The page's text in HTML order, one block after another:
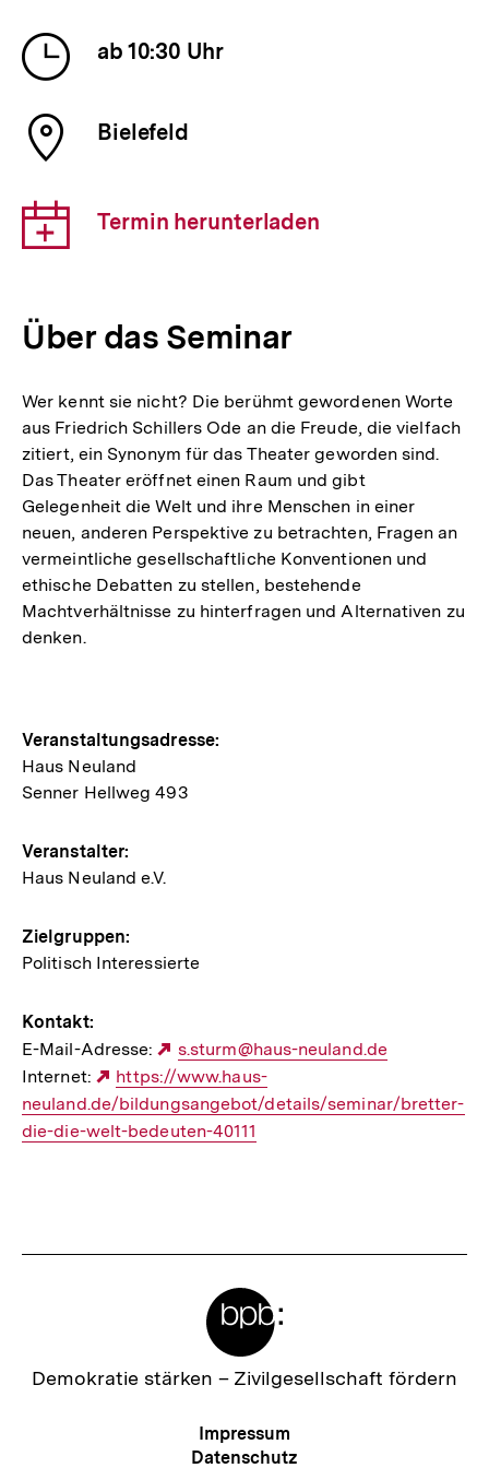
Veranstaltung
Uhrzeit
der
Veranstaltung
ab 10:30 Uhr
Ort
der
Bielefeld
Download-
Link:
Termin herunterladen
Über das Seminar
Wer kennt sie nicht? Die berühmt gewordenen Worte
aus Friedrich Schillers Ode an die Freude, die vielfach
zitiert, ein Synonym für das Theater geworden sind.
Das Theater eröffnet einen Raum und gibt
Gelegenheit die Welt und ihre Menschen in einer
neuen, anderen Perspektive zu betrachten, Fragen an
vermeintliche gesellschaftliche Konventionen und
ethische Debatten zu stellen, bestehende
Machtverhältnisse zu hinterfragen und Alternativen zu
denken.
Hinweise
zur
Veranstaltung
Veranstaltungsadresse:
Haus Neuland
Senner Hellweg 493
Veranstalter:
Haus Neuland e.V.
Zielgruppen:
Politisch Interessierte
Kontakt:
E-Mail-Adresse:
Externer
Link:
s.sturm@haus-neuland.de
Internet:
Externer
Link:
https://www.haus-
neuland.de/bildungsangebot/details/seminar/bretter-
die-die-welt-bedeuten-40111
Zur
Demokratie stärken – Zivilgesellschaft fördern
Meta-
Navigation
Impressum
Datenschutz